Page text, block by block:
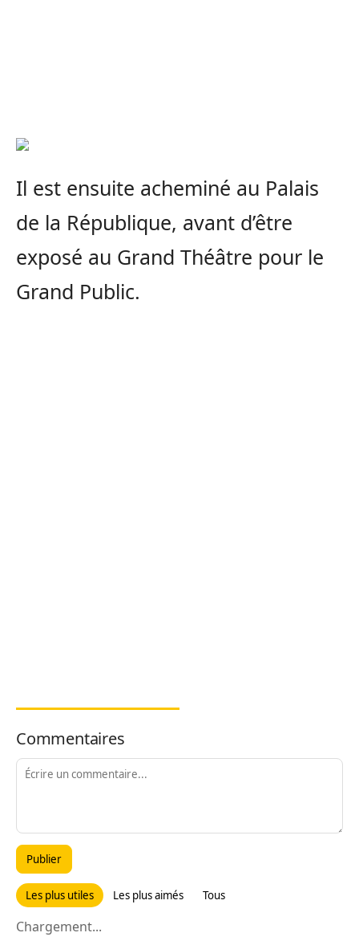
Il est ensuite acheminé au Palais
de la République, avant d’être
exposé au Grand Théâtre pour le
Grand Public.
Commentaires
Publier
Les plus utiles Les plus aimés Tous
Chargement...